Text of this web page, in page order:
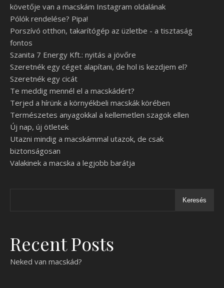
követője van a macskám Instagram oldalának
Pólók rendelése? Pipa!
Porszívó otthon, takarítógép az üzletbe - a tisztaság
fontos
Szanita 7 Energy Kft.: nyitás a jövőre
Szeretnék egy céget alapítani, de hol is kezdjem el?
Szeretnék egy cicát
Te meddig mennél el a macskádért?
Terjed a hírünk a környékbeli macskák körében
Természetes anyagokkal a kellemetlen szagok ellen
Új nap, új ötletek
Utazni mindig a macskámmal utazok, de csak
biztonságosan
Valakinek a macska a legjobb barátja
Keresés
Recent Posts
Neked van macskád?